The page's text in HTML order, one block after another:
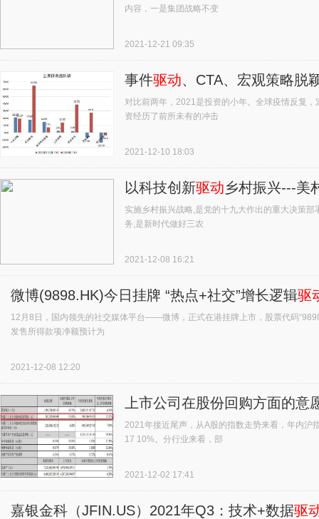
内容，一是集团战略不变
2021-12-21 09:35
事件驱动、CTA、宏观策略脱
对比前两年，2021是投资的小年。全球疫情反复
资经历了前所未有的冲击
2021-12-10 18:03
以科技创新驱动乡村振兴---美
实施乡村振兴战略,是党的十九大作出的重大决策
务,是新时代做好三农
2021-12-08 16:21
微博(9898.HK)今日挂牌 “热点+社交”增长逻辑驱
12月8日，国内领先的社交媒体平台——微博，正式在港挂牌上市，股票代码
发售所得款项净额预计为
2021-12-08 12:20
上市公司在股份回购方面的意
2021年接近尾声，从A股的指数走势来看，年内沪
17 10%。分行业来看，部
2021-12-02 17:41
嘉银金科（JFIN.US）2021年Q3：技术+数据驱